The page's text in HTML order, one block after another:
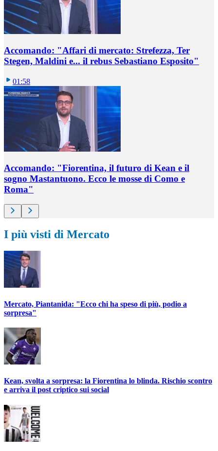
Accomando: "Affari di mercato: Strefezza, Ter
Stegen, Maldini e... il rebus Sebastiano Esposito"
01:58
Accomando: "Fiorentina, il futuro di Kean e il
sogno Mastantuono. Ecco le mosse di Como e
Roma"
I più visti di Mercato
Mercato, Piantanida: "Ecco chi ha speso di più, podio a
sorpresa"
Kean, svolta a sorpresa: la Fiorentina lo blinda. Rischio scontro
e arriva il post criptico sui social